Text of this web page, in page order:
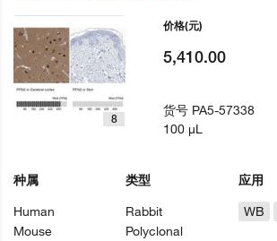
8
种属
Human
Mouse
类型
Rabbit
Polyclonal
应用
WB
价格(元)
5,410.00
货号 PA5-57338
100 µL